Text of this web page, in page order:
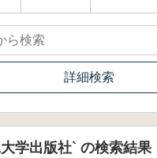
詳細検索
学出版社` の検索結果